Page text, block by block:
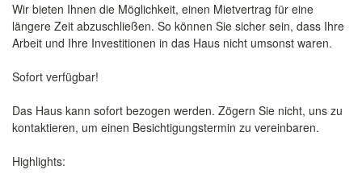
Wir bieten Ihnen die Möglichkeit, einen Mietvertrag für eine
längere Zeit abzuschließen. So können Sie sicher sein, dass Ihre
Arbeit und Ihre Investitionen in das Haus nicht umsonst waren.
Sofort verfügbar!
Das Haus kann sofort bezogen werden. Zögern Sie nicht, uns zu
kontaktieren, um einen Besichtigungstermin zu vereinbaren.
Highlights: